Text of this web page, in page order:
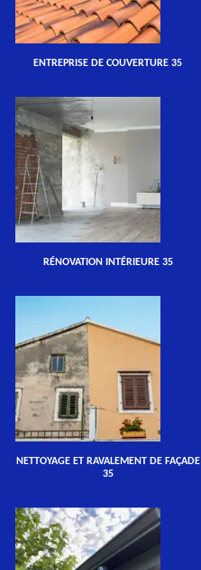
ENTREPRISE DE COUVERTURE 35
RÉNOVATION INTÉRIEURE 35
NETTOYAGE ET RAVALEMENT DE FAÇADE
35